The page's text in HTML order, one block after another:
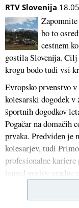
RTV Slovenija
bo to
cestnem
gostila Slovenija.
krogu bodo tudi vsi
Evropsko prvenstvo
kolesarski dogodek
športnih dogodkov
Pogačar na domačih
prvaka. Predviden je
kolesarjev, tudi
profesionalne
izmed gostov uradne